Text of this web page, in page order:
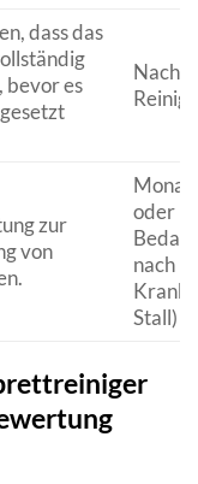
dass das
bevor es
Nach
zur
von
oder
Bedarf
nach
Stall)